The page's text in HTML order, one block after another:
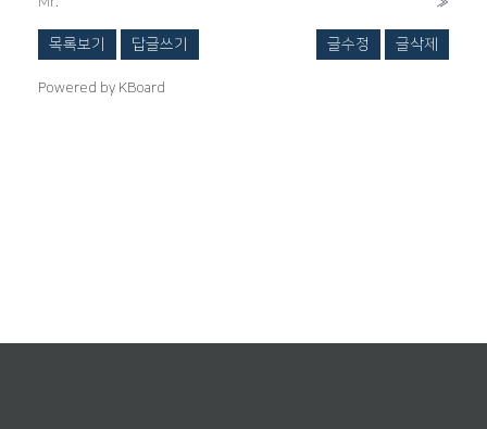
목록보기 답글쓰기 글수정 글삭제
Powered by KBoard